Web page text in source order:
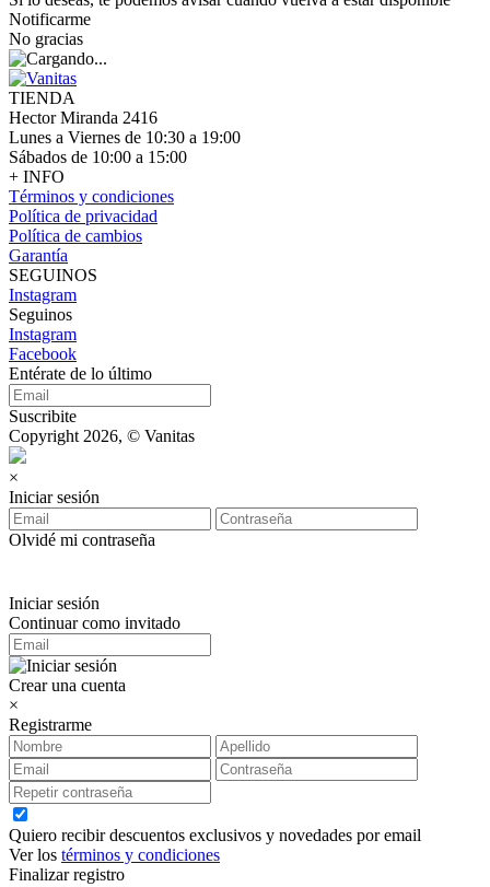
Notificarme
No gracias
TIENDA
Hector Miranda 2416
Lunes a Viernes de 10:30 a 19:00
Sábados de 10:00 a 15:00
+ INFO
Términos y condiciones
Política de privacidad
Política de cambios
Garantía
SEGUINOS
Instagram
Seguinos
Instagram
Facebook
Entérate de lo último
Suscribite
Copyright 2026, © Vanitas
×
Iniciar sesión
Olvidé mi contraseña
Iniciar sesión
Continuar como invitado
Crear una cuenta
×
Registrarme
Quiero recibir descuentos exclusivos y novedades por email
Ver los términos y condiciones
Finalizar registro